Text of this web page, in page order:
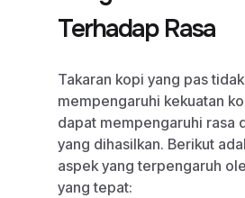
Terhadap Rasa
Takaran kopi yang pas
mempengaruhi kekuatan
dapat mempengaruhi rasa
yang dihasilkan. Berikut
aspek yang terpengaruh
yang tepat: